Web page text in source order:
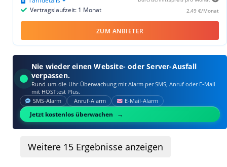
2,49 €/Monat
Vertragslaufzeit: 1 Monat
ZUM ANBIETER
Nie wieder einen Website- oder Server-Ausfall
verpassen.
Rund-um-die-Uhr-Überwachung mit Alarm per SMS, Anruf oder E‑Mail
mit HOSTtest Plus.
SMS‑Alarm Anruf‑Alarm E‑Mail‑Alarm
Jetzt kostenlos überwachen
Weitere 15 Ergebnisse anzeigen